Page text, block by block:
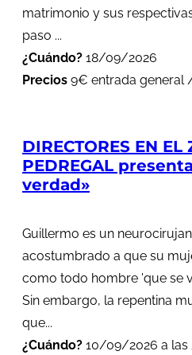
matrimonio y sus
paso ...
¿Cuándo? 18/09/2026
Precios 9€ entrada general
DIRECTORES EN EL
PEDREGAL
verdad»
Guillermo es un
acostumbrado a que su
como todo hombre 'que se
Sin embargo, la repentina
que...
¿Cuándo? 10/09/2026 a las